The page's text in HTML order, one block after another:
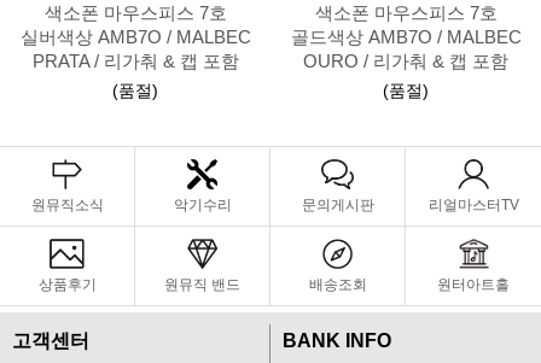
색소폰 마우스피스 7호
실버색상 AMB7O / MALBEC
PRATA / 리가춰 & 캡 포함
(품절)
색소폰 마우스피스 7호
골드색상 AMB7O / MALBEC
OURO / 리가춰 & 캡 포함
(품절)
원뮤직소식 악기수리 문의게시판 리얼마스터TV
상품후기 원뮤직 밴드 배송조회 원터아트홀
고객센터 BANK INFO